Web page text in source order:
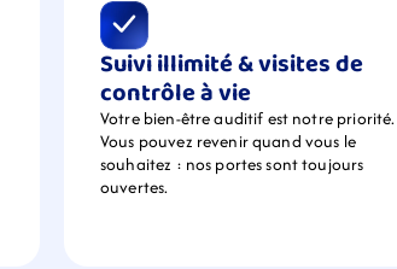
Suivi illimité & visites de
contrôle à vie
Votre bien-être auditif est notre priorité.
Vous pouvez revenir quand vous le
souhaitez : nos portes sont toujours
ouvertes.